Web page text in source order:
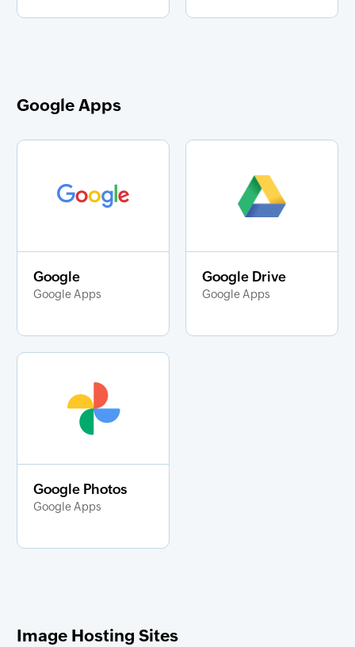
Google Apps
Google
Google Apps
Google Drive
Google Apps
Google Photos
Google Apps
Image Hosting Sites